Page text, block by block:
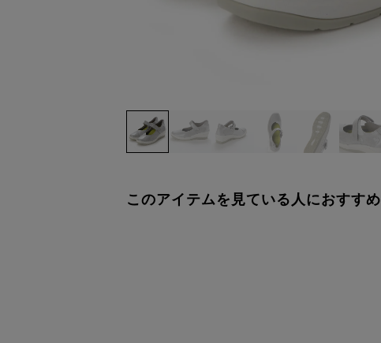
このアイテムを見ている人におすすめ